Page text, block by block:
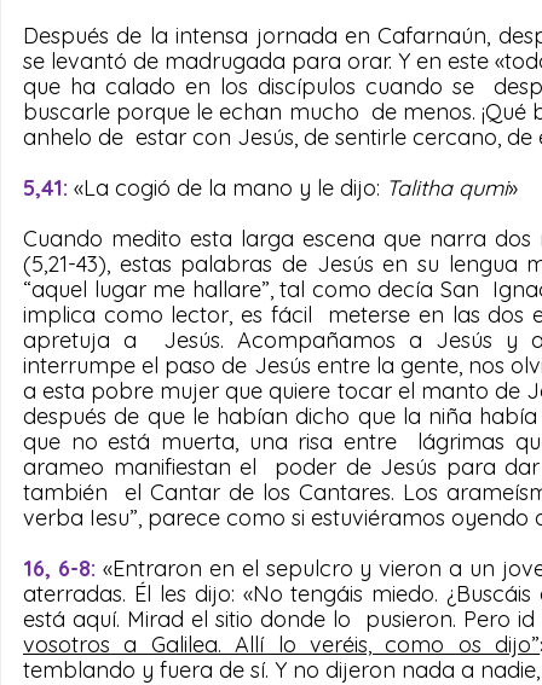
Después de la intensa jornada en Cafarnaún,
se levantó de madrugada para orar. Y en este
que ha calado en los discípulos cuando se
buscarle porque le echan mucho  de menos.
anhelo de  estar con Jesús, de sentirle cercano, de
5,41: «La cogió de la mano y le dijo: Talitha qumi»
Cuando medito esta larga escena que narra
(5,21-43), estas palabras de Jesús en su
“aquel lugar me hallare”, tal como decía San
implica como lector, es fácil  meterse en las dos
apretuja a  Jesús. Acompañamos a Jesús y
interrumpe el paso de Jesús entre la gente, nos
a esta pobre mujer que quiere tocar el manto de
después de que le habían dicho que la niña
que no está muerta, una risa entre  lágrimas
arameo manifiestan el  poder de Jesús para
también  el Cantar de los Cantares. Los
verba Iesu”, parece como si estuviéramos oyendo
16, 6-8: «Entraron en el sepulcro y vieron a un
aterradas. Él les dijo: «No tengáis miedo.
está aquí. Mirad el sitio donde lo  pusieron. Pero
vosotros a Galilea. Allí lo veréis, como os dijo”
temblando y fuera de sí. Y no dijeron nada a